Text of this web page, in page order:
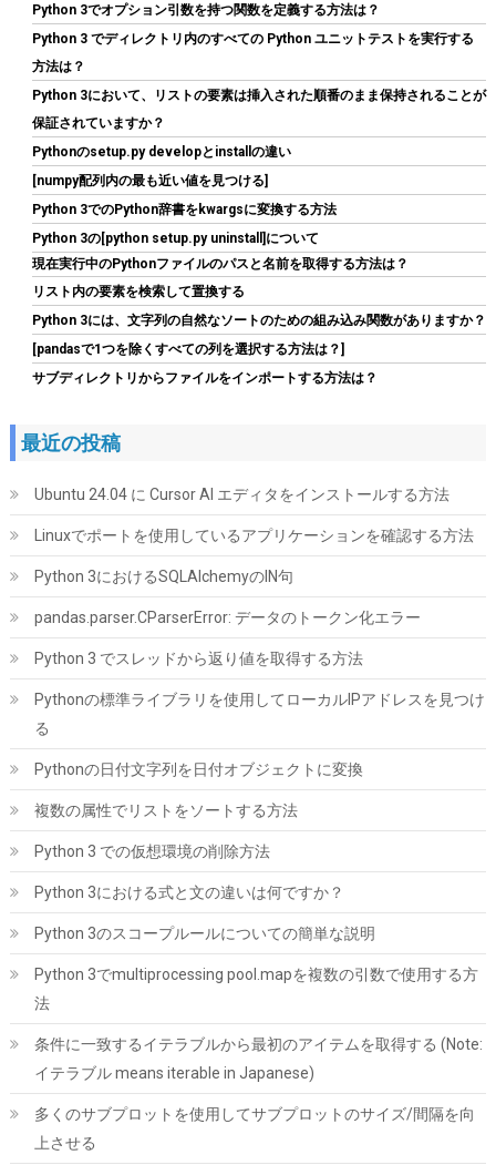
ARCTIC P12 Pro PST - パワフルなプレミアムファン、Yケーブル
スプリッター付き120mm PWMファン 600-3000 RPM、0 RPM
(544586) GBP 5.40 (2026-08-06 04:03 GMT +09:00 時点 -
ちら)
シー・エフ・デー販売 CFD販売 CFD Standard デスクトップ用 メ
モリ DDR4 3200 (PC4-25600) 16GB×2枚 288pin DIMM 相性保証
W4U3200CS-16G
(5421030) GBP 158.30 (2026-08-06 04:03 GMT +09:00 時点 -詳細
はこちら)
Seagate BarraCuda 3.5インチ 内蔵HDD 8TB PC用
ST8000DM004
(5424022 GBP 173.60 (2026-08-06 04:03 GMT +09:00 時点 -詳細
はこちら
Python 3でオプション引数を持つ関数を定義する方法は？
Python 3 でディレクトリ内のすべての Python ユニットテストを実行する
方法は？
Python 3において、リストの要素は挿入された順番のまま保持されることが
保証されていますか？
Pythonのsetup.py developとinstallの違い
[numpy配列内の最も近い値を見つける]
Python 3でのPython辞書をkwargsに変換する方法
Python 3の[python setup.py uninstall]について
現在実行中のPythonファイルのパスと名前を取得する方法は？
リスト内の要素を検索して置換する
Python 3には、文字列の自然なソートのための組み込み関数がありますか？
[pandasで1つを除くすべての列を選択する方法は？]
サブディレクトリからファイルをインポートする方法は？
最近の投稿
Ubuntu 24.04 に Cursor AI エディタをインストールする方法
Linuxでポートを使用しているアプリケーションを確認する方法
Python 3におけるSQLAlchemyのIN句
pandas.parser.CParserError: データのトークン化エラー
Python 3 でスレッドから返り値を取得する方法
Pythonの標準ライブラリを使用してローカルIPアドレスを見つけ
る
Pythonの日付文字列を日付オブジェクトに変換
複数の属性でリストをソートする方法
Python 3 での仮想環境の削除方法
Python 3における式と文の違いは何ですか？
Python 3のスコープルールについての簡単な説明
Python 3でmultiprocessing pool.mapを複数の引数で使用する方
法
条件に一致するイテラブルから最初のアイテムを取得する (Note:
イテラブル means iterable in Japanese)
多くのサブプロットを使用してサブプロットのサイズ/間隔を向
上させる